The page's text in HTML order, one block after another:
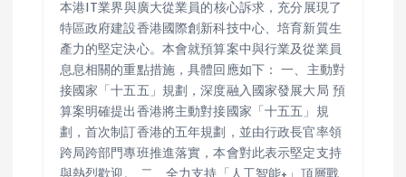
本港IT業界與廣大從業員的核心訴求，充分展現了
特區政府建設香港國際創新科技中心、培育新質生
產力的堅定決心。本會就預算案中與行業及從業員
息息相關的重點措施，具體回應如下： 一、主動對
接國家「十五五」規劃，深度融入國家發展大局 預
算案明確提出香港將主動對接國家「十五五」規
劃，首次制訂香港的五年規劃，並由行政長官率領
跨局跨部門專班推進落實，本會對此表示堅定支持